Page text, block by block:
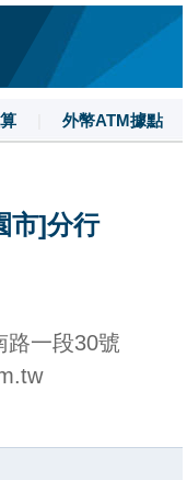
外幣ATM據點
市]分行
路一段30號